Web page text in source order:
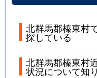
北群馬郡榛東村
探している
北群馬郡榛東村
状況について知